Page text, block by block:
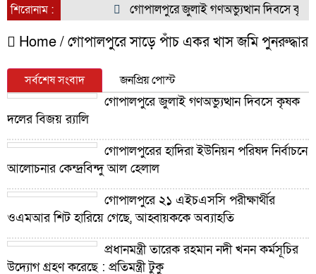
শিরোনাম :
গোপালপুরে জুলাই গণঅভ্যুত্থান দিবসে কৃষক
Home /গোপালপুরে সাড়ে পাঁচ একর খাস জমি পুনরুদ্ধার
সর্বশেষ সংবাদ জনপ্রিয় পোস্ট
গোপালপুরে জুলাই গণঅভ্যুত্থান দিবসে কৃষক
দলের বিজয় র‍্যালি
গোপালপুরের হাদিরা ইউনিয়ন পরিষদ নির্বাচনে
আলোচনার কেন্দ্রবিন্দু আল হেলাল
গোপালপুরে ২১ এইচএসসি পরীক্ষার্থীর
ওএমআর শিট হারিয়ে গেছে, আহ্বায়ককে অব্যাহতি
প্রধানমন্ত্রী তারেক রহমান নদী খনন কর্মসূচির
উদ্যোগ গ্রহণ করেছে : প্রতিমন্ত্রী টুকু